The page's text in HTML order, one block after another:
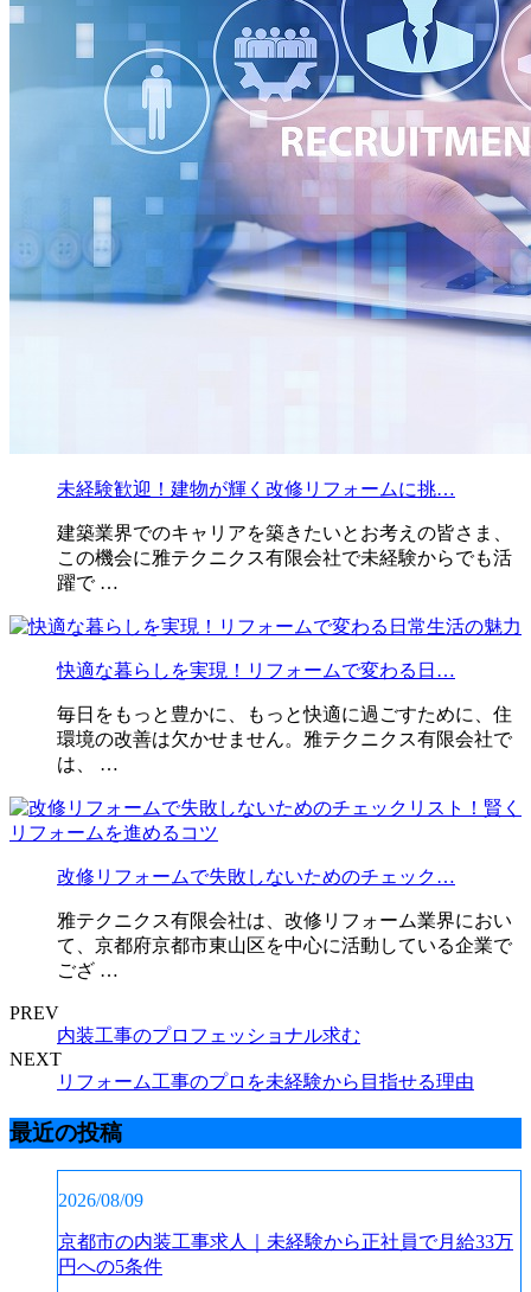
未経験歓迎！建物が輝く改修リフォームに挑…
建築業界でのキャリアを築きたいとお考えの皆さま、
この機会に雅テクニクス有限会社で未経験からでも活
躍で …
快適な暮らしを実現！リフォームで変わる日…
毎日をもっと豊かに、もっと快適に過ごすために、住
環境の改善は欠かせません。雅テクニクス有限会社で
は、 …
改修リフォームで失敗しないためのチェック…
雅テクニクス有限会社は、改修リフォーム業界におい
て、京都府京都市東山区を中心に活動している企業で
ござ …
PREV
内装工事のプロフェッショナル求む
NEXT
リフォーム工事のプロを未経験から目指せる理由
最近の投稿
2026/08/09
京都市の内装工事求人｜未経験から正社員で月給33万
円への5条件